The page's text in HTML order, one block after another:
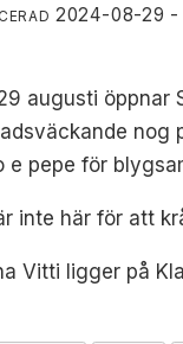
2024-08-29 -
augusti öppnar
nog
e pepe för
inte här för att
Vitti ligger på